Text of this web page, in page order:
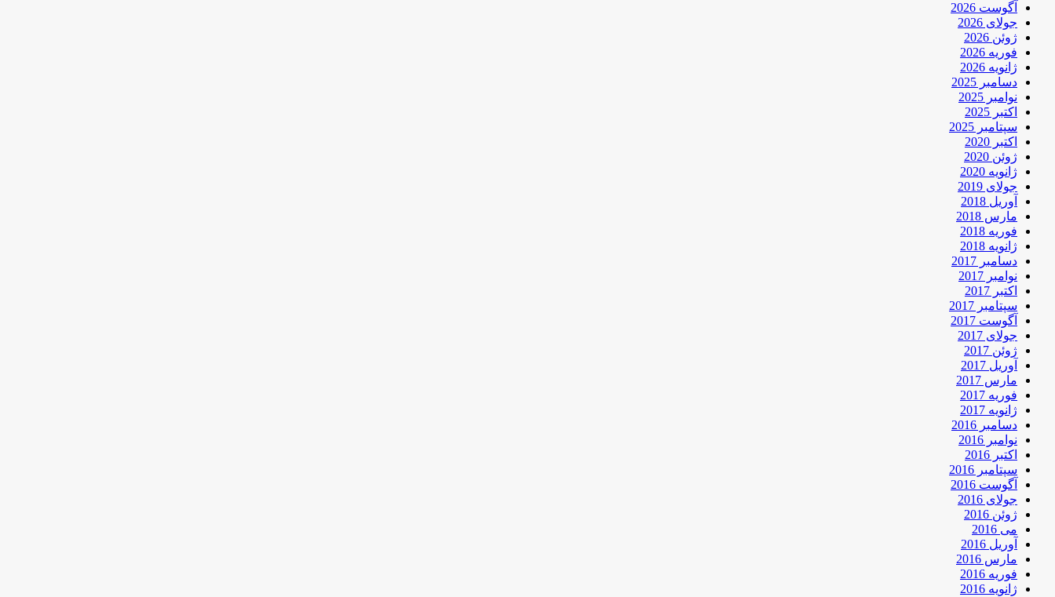
آگوست 2026
جولای 2026
ژوئن 2026
فوریه 2026
ژانویه 2026
دسامبر 2025
نوامبر 2025
اکتبر 2025
سپتامبر 2025
اکتبر 2020
ژوئن 2020
ژانویه 2020
جولای 2019
آوریل 2018
مارس 2018
فوریه 2018
ژانویه 2018
دسامبر 2017
نوامبر 2017
اکتبر 2017
سپتامبر 2017
آگوست 2017
جولای 2017
ژوئن 2017
آوریل 2017
مارس 2017
فوریه 2017
ژانویه 2017
دسامبر 2016
نوامبر 2016
اکتبر 2016
سپتامبر 2016
آگوست 2016
جولای 2016
ژوئن 2016
می 2016
آوریل 2016
مارس 2016
فوریه 2016
ژانویه 2016